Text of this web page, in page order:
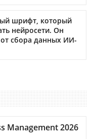
шрифт, который
нейросети. Он
сбора данных ИИ-
Management 2026